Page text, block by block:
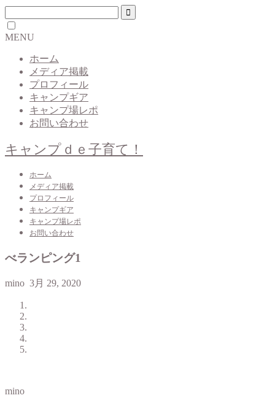
MENU
ホーム
メディア掲載
プロフィール
キャンプギア
キャンプ場レポ
お問い合わせ
キャンプｄｅ子育て！
ホーム
メディア掲載
プロフィール
キャンプギア
キャンプ場レポ
お問い合わせ
べランピング1
mino 3月 29, 2020
mino